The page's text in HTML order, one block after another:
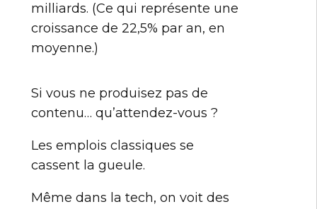
milliards. (Ce qui représente une
croissance de 22,5% par an, en
moyenne.)
Si vous ne produisez pas de
contenu… qu’attendez-vous ?
Les emplois classiques se
cassent la gueule.
Même dans la tech, on voit des